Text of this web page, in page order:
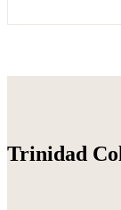
Trinidad